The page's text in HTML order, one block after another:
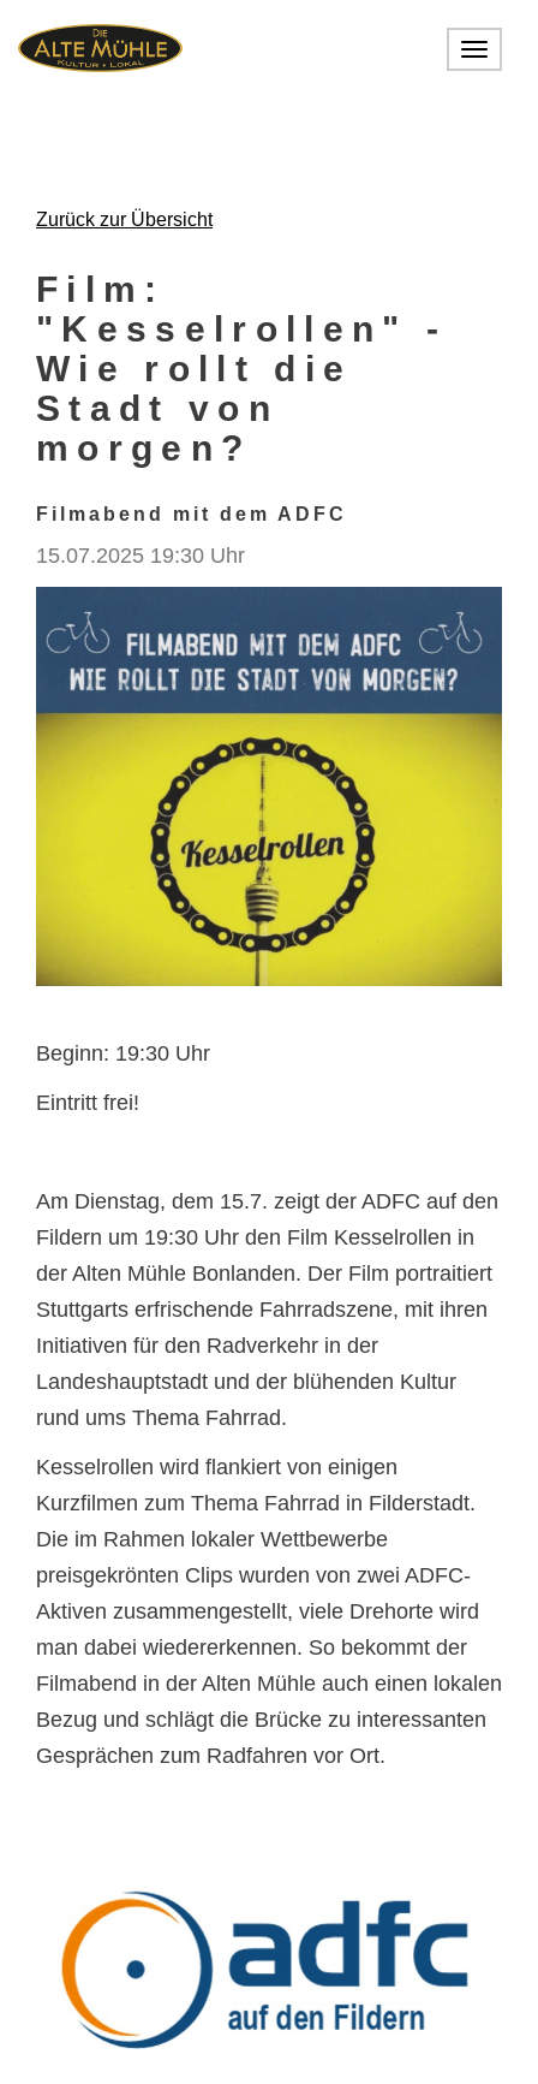
Toggle
Zurück zur Übersicht
Film:
"Kesselrollen" -
Wie rollt die
Stadt von
morgen?
Filmabend mit dem ADFC
15.07.2025 19:30 Uhr
Beginn: 19:30 Uhr
Eintritt frei!
Am Dienstag, dem 15.7. zeigt der ADFC auf den
Fildern um 19:30 Uhr den Film Kesselrollen in
der Alten Mühle Bonlanden. Der Film portraitiert
Stuttgarts erfrischende Fahrradszene, mit ihren
Initiativen für den Radverkehr in der
Landeshauptstadt und der blühenden Kultur
rund ums Thema Fahrrad.
Kesselrollen wird flankiert von einigen
Kurzfilmen zum Thema Fahrrad in Filderstadt.
Die im Rahmen lokaler Wettbewerbe
preisgekrönten Clips wurden von zwei ADFC-
Aktiven zusammengestellt, viele Drehorte wird
man dabei wiedererkennen. So bekommt der
Filmabend in der Alten Mühle auch einen lokalen
Bezug und schlägt die Brücke zu interessanten
Gesprächen zum Radfahren vor Ort.